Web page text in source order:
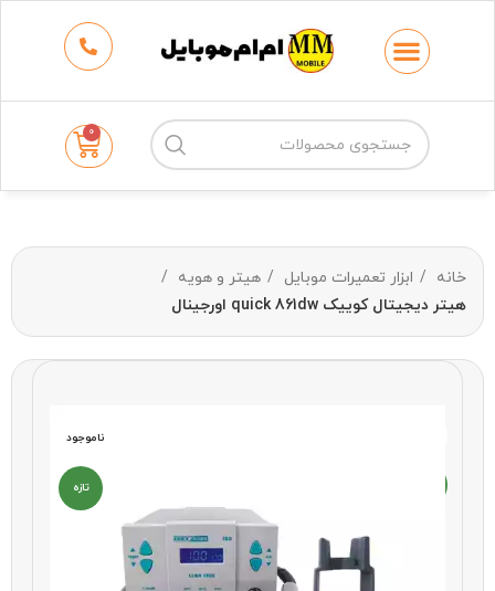
0
خانه ابزار تعمیرات موبایل
هیتر و هویه
هیتر دیجیتال کوییک quick 861dw اورجینال
ناموجود
تازه
حتما قبل از خرید جهت اطمینان از موجودی و
قیمت با فروشگاه تماس بگیرید.
02166707189